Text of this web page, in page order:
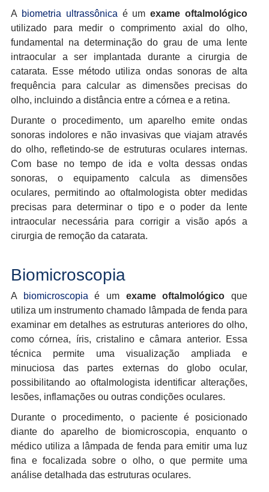
A biometria ultrassônica é umexame oftalmológico
utilizado para medir o comprimento axial do olho,
fundamental na determinação do grau de uma lente
intraocular a ser implantada durante a cirurgia de
catarata. Esse método utiliza ondas sonoras de alta
frequência para calcular as dimensões precisas do
olho, incluindo a distância entre a córnea e a retina.
Durante o procedimento, um aparelho emite ondas
sonoras indolores e não invasivas que viajam através
do olho, refletindo-se de estruturas oculares internas.
Com base no tempo de ida e volta dessas ondas
sonoras, o equipamento calcula as dimensões
oculares, permitindo ao oftalmologista obter medidas
precisas para determinar o tipo e o poder da lente
intraocular necessária para corrigir a visão após a
cirurgia de remoção da catarata.
Biomicroscopia
A biomicroscopia é um exame oftalmológicoque
utiliza um instrumento chamado lâmpada de fenda para
examinar em detalhes as estruturas anteriores do olho,
como córnea, íris, cristalino e câmara anterior. Essa
técnica permite uma visualização ampliada e
minuciosa das partes externas do globo ocular,
possibilitando ao oftalmologista identificar alterações,
lesões, inflamações ou outras condições oculares.
Durante o procedimento, o paciente é posicionado
diante do aparelho de biomicroscopia, enquanto o
médico utiliza a lâmpada de fenda para emitir uma luz
fina e focalizada sobre o olho, o que permite uma
análise detalhada das estruturas oculares.